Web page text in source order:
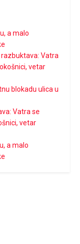
a malo
Vatra
vetar
blokadu ulica u
Vatra se
vetar
a malo